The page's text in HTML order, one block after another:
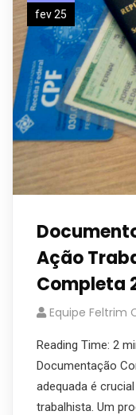
fev 25
Ação
Completa
Equipe Feltrim
Reading Time: 2
Documentação
adequada é
trabalhista. Um